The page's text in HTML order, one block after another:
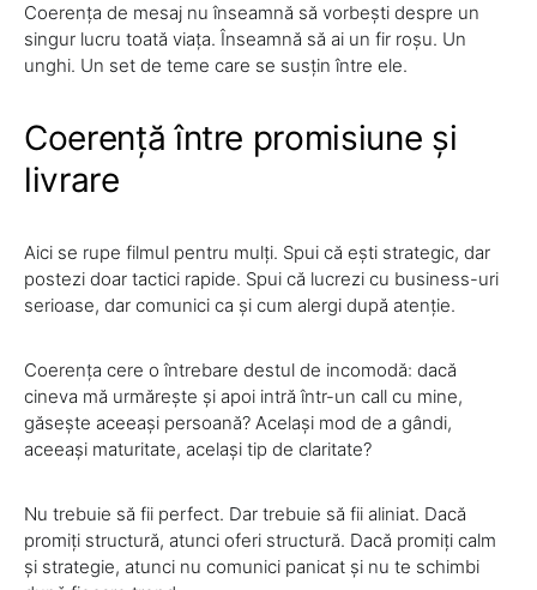
Coerența de mesaj nu înseamnă să vorbești despre un
singur lucru toată viața. Înseamnă să ai un fir roșu. Un
unghi. Un set de teme care se susțin între ele.
Coerență între promisiune și
livrare
Aici se rupe filmul pentru mulți. Spui că ești strategic, dar
postezi doar tactici rapide. Spui că lucrezi cu business-uri
serioase, dar comunici ca și cum alergi după atenție.
Coerența cere o întrebare destul de incomodă: dacă
cineva mă urmărește și apoi intră într-un call cu mine,
găsește aceeași persoană? Același mod de a gândi,
aceeași maturitate, același tip de claritate?
Nu trebuie să fii perfect. Dar trebuie să fii aliniat. Dacă
promiți structură, atunci oferi structură. Dacă promiți calm
și strategie, atunci nu comunici panicat și nu te schimbi